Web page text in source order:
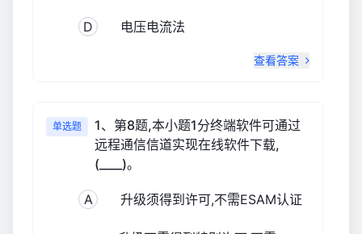
D 电压电流法
查看答案
单选题
1、第8题,本小题1分终端软件可通过
远程通信信道实现在线软件下载,
(____)。
A 升级须得到许可,不需ESAM认证